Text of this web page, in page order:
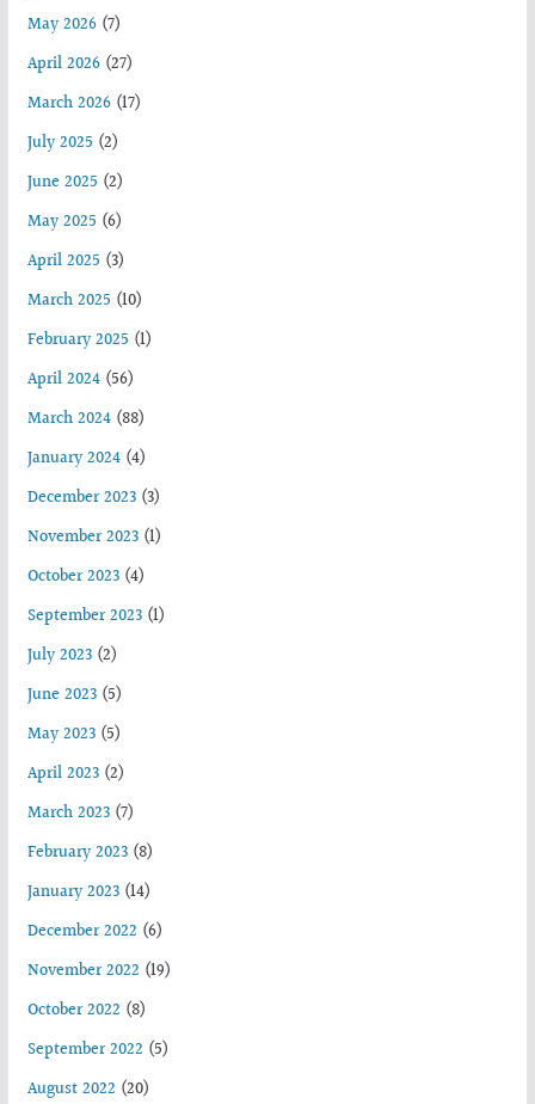
May 2026(7)
April 2026(27)
March 2026(17)
July 2025 (2)
June 2025 (2)
May 2025 (6)
April 2025 (3)
March 2025 (10)
February 2025 (1)
April 2024(56)
March 2024(88)
January 2024(4)
December 2023(3)
November 2023(1)
October 2023(4)
September 2023(1)
July 2023(2)
June 2023(5)
May 2023(5)
April 2023(2)
March 2023(7)
February 2023(8)
January 2023(14)
December 2022 (6)
November 2022 (19)
October 2022 (8)
September 2022 (5)
August 2022 (20)